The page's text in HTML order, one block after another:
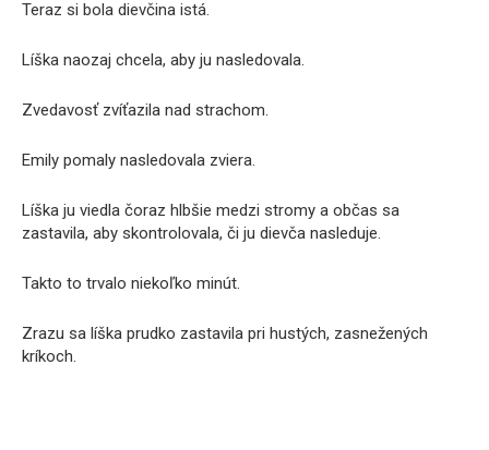
Teraz si bola dievčina istá.
Líška naozaj chcela, aby ju nasledovala.
Zvedavosť zvíťazila nad strachom.
Emily pomaly nasledovala zviera.
Líška ju viedla čoraz hlbšie medzi stromy a občas sa
zastavila, aby skontrolovala, či ju dievča nasleduje.
Takto to trvalo niekoľko minút.
Zrazu sa líška prudko zastavila pri hustých, zasnežených
kríkoch.